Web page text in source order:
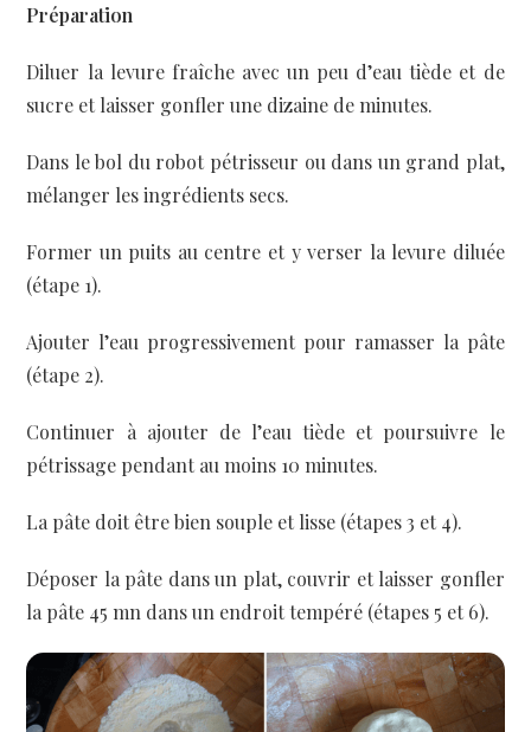
Préparation
Diluer la levure fraîche avec un peu d’eau tiède et de
sucre et laisser gonfler une dizaine de minutes.
Dans le bol du robot pétrisseur ou dans un grand plat,
mélanger les ingrédients secs.
Former un puits au centre et y verser la levure diluée
(étape 1).
Ajouter l’eau progressivement pour ramasser la pâte
(étape 2).
Continuer à ajouter de l’eau tiède et poursuivre le
pétrissage pendant au moins 10 minutes.
La pâte doit être bien souple et lisse (étapes 3 et 4).
Déposer la pâte dans un plat, couvrir et laisser gonfler
la pâte 45 mn dans un endroit tempéré (étapes 5 et 6).